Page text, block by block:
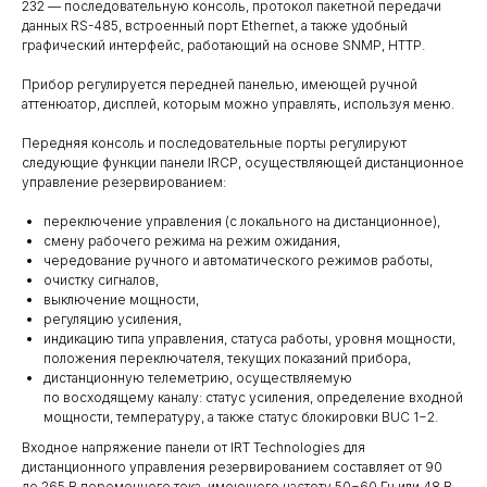
232 — последовательную консоль, протокол пакетной передачи
данных RS-485, встроенный порт Ethernet, а также удобный
графический интерфейс, работающий на основе SNMP, HTTP.
Прибор регулируется передней панелью, имеющей ручной
аттенюатор, дисплей, которым можно управлять, используя меню.
Передняя консоль и последовательные порты регулируют
следующие функции панели IRCP, осуществляющей дистанционное
управление резервированием:
переключение управления (с локального на дистанционное),
смену рабочего режима на режим ожидания,
чередование ручного и автоматического режимов работы,
очистку сигналов,
выключение мощности,
регуляцию усиления,
индикацию типа управления, статуса работы, уровня мощности,
положения переключателя, текущих показаний прибора,
дистанционную телеметрию, осуществляемую
по восходящему каналу: статус усиления, определение входной
мощности, температуру, а также статус блокировки BUC 1−2.
Входное напряжение панели от IRT Technologies для
дистанционного управления резервированием составляет от 90